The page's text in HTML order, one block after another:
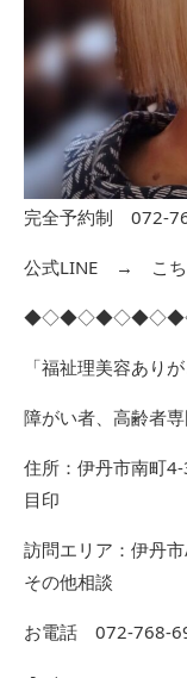
完全予約制 072-
公式LINE → こ
「福祉理美容ありが
障がい者、高齢者
住所：伊丹市南町
目印
訪問エリア：伊丹
その他相談
お電話 072-768-